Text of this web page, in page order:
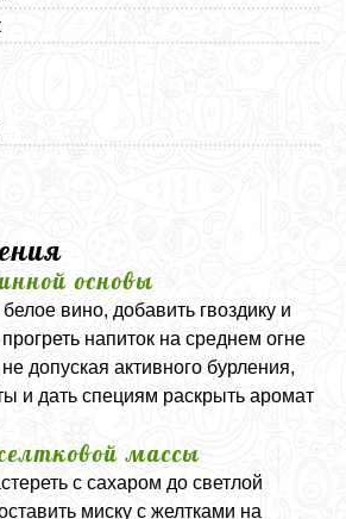
основы
вино, добавить гвоздику и
напиток на среднем огне
допуская активного бурления,
и дать специям раскрыть аромат
массы
с сахаром до светлой
миску с желтками на